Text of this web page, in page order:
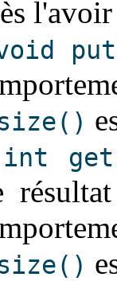
int